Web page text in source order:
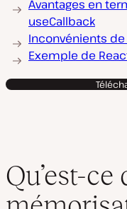
Avantages en
useCallback
Inconvénients
Exemple de
Qu’est-ce